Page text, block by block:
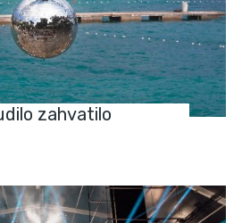
zahvatilo